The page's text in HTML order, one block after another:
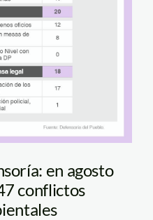
en agosto
conflictos